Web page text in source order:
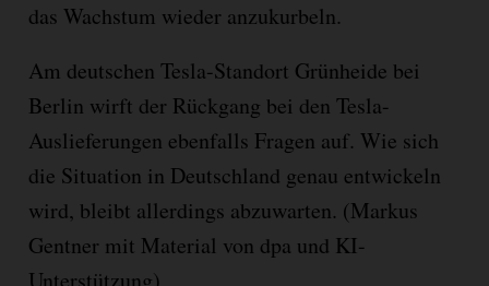
das Wachstum wieder anzukurbeln.
Am deutschen Tesla-Standort Grünheide bei
Berlin wirft der Rückgang bei den Tesla-
Auslieferungen ebenfalls Fragen auf. Wie sich
die Situation in Deutschland genau entwickeln
wird, bleibt allerdings abzuwarten. (Markus
Gentner mit Material von dpa und KI-